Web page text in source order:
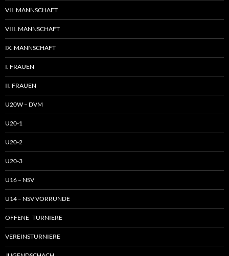
VII. MANNSCHAFT
VIII. MANNSCHAFT
IX. MANNSCHAFT
I. FRAUEN
II. FRAUEN
U20W – DVM
U20-1
U20-2
U20-3
U16 – NSV
U14 – NSV VORRUNDE
OFFENE TURNIERE
VEREINSTURNIERE